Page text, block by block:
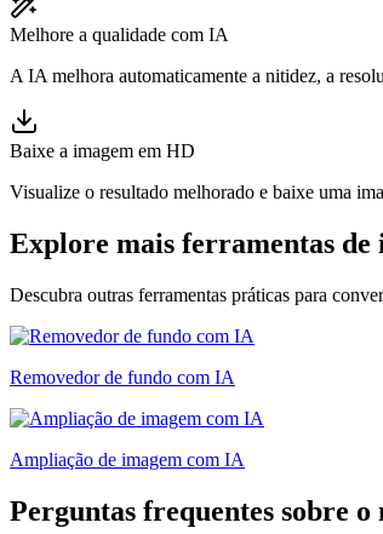
Melhore a qualidade com IA
A IA melhora automaticamente a nitidez, a
Baixe a imagem em HD
Visualize o resultado melhorado e baixe uma
Explore mais ferramentas de
Descubra outras ferramentas práticas para
Removedor de fundo com IA
Ampliação de imagem com IA
Perguntas frequentes sobre